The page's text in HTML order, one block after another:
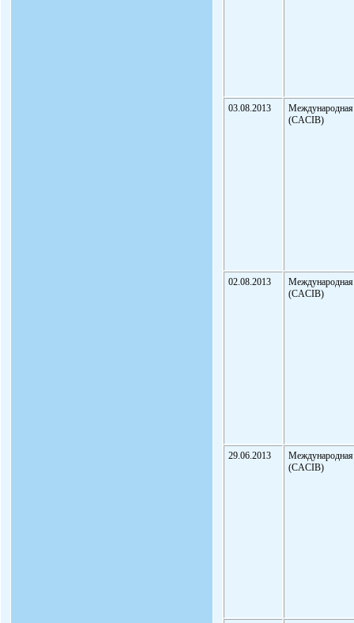
03.08.2013
Международная
(CACIB)
02.08.2013
Международная
(CACIB)
29.06.2013
Международная
(CACIB)